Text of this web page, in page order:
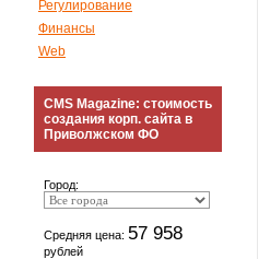
Регулирование
Финансы
Web
CMS Magazine: стоимость
создания корп. сайта в
Приволжском ФО
Город:
Средняя цена: 57 958
рублей